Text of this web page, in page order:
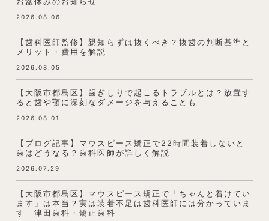
2026.08.06
【歯科医師監修】親知らずは抜くべき？抜歯の判断基準と
メリット・費用を解説
2026.08.05
【大阪市都島区】歯ぎしりで起こるトラブルとは？放置す
ると歯や顎に深刻なダメージを与えることも
2026.08.01
【ブログ記事】マウスピース矯正で22時間装着しないと
歯はどうなる？歯科医師が詳しく解説
2026.07.29
【大阪市都島区】マウスピース矯正で「ちゃんと着けてい
ます」は本当？実は装着不足は歯科医師には分かっていま
す｜津田歯科・矯正歯科